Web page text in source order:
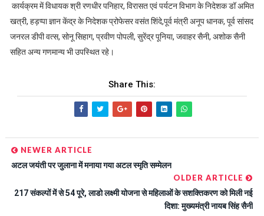
कार्यक्रम में विधायक श्री रणधीर पनिहार, विरासत एवं पर्यटन विभाग के निदेशक डॉ अमित
खत्री, हड़प्पा ज्ञान केंद्र के निदेशक प्रोफेसर वसंत शिंदे,पूर्व मंत्री अनूप धानक, पूर्व सांसद
जनरल डीपी वत्स, सोनू सिहाग, प्रवीण पोपली, सुरेंद्र पूनिया, जवाहर सैनी, अशोक सैनी
सहित अन्य गणमान्य भी उपस्थित रहे।
Share This:
NEWER ARTICLE
अटल जयंती पर जुलाना में मनाया गया अटल स्मृति सम्मेलन
OLDER ARTICLE
217 संकल्पों में से 54 पूरे, लाडो लक्ष्मी योजना से महिलाओं के सशक्तिकरण को मिली नई
दिशा: मुख्यमंत्री नायब सिंह सैनी